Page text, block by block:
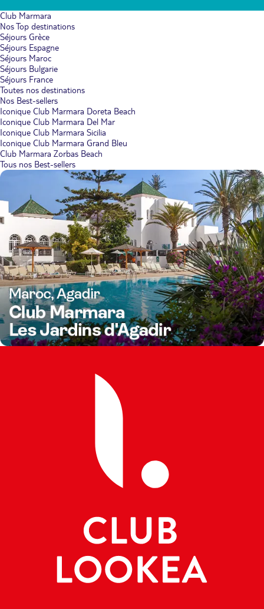
Club Marmara
Nos Top destinations
Séjours Grèce
Séjours Espagne
Séjours Maroc
Séjours Bulgarie
Séjours France
Toutes nos destinations
Nos Best-sellers
Iconique Club Marmara Doreta Beach
Iconique Club Marmara Del Mar
Iconique Club Marmara Sicilia
Iconique Club Marmara Grand Bleu
Club Marmara Zorbas Beach
Tous nos Best-sellers